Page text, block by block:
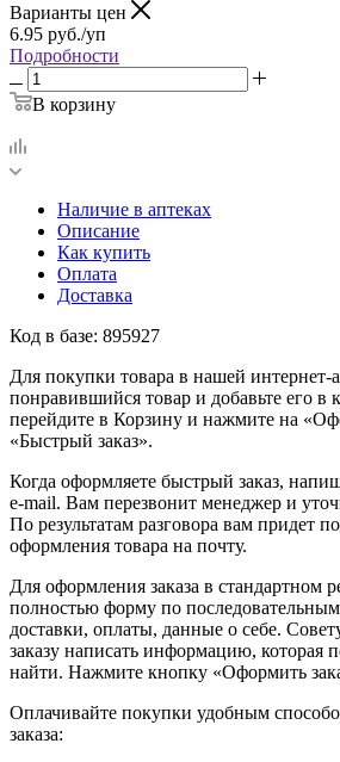
Варианты цен
6.95 руб./уп
Подробности
В корзину
Наличие в аптеках
Описание
Как купить
Оплата
Доставка
Код в базе: 895927
Для покупки товара в нашей интернет-
понравившийся товар и добавьте его в
перейдите в Корзину и нажмите на
«Быстрый заказ».
Когда оформляете быстрый заказ,
e-mail. Вам перезвонит менеджер и
По результатам разговора вам придет
оформления товара на почту.
Для оформления заказа в стандартном
полностью форму по последовательным
доставки, оплаты, данные о себе.
заказу написать информацию, которая
найти. Нажмите кнопку «Оформить
Оплачивайте покупки удобным
заказа: